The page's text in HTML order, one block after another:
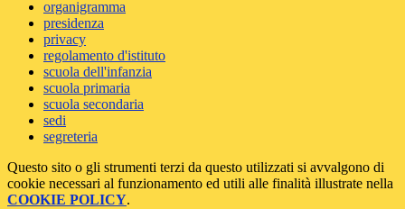
organigramma
presidenza
privacy
regolamento d'istituto
scuola dell'infanzia
scuola primaria
scuola secondaria
sedi
segreteria
Questo sito o gli strumenti terzi da questo utilizzati si avvalgono di
cookie necessari al funzionamento ed utili alle finalità illustrate nella
COOKIE POLICY.